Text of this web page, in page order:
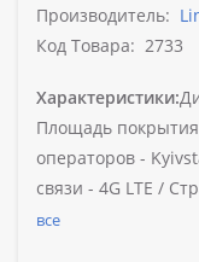
Производитель:
Код Товара: 2733
Характеристики:
Площадь
операторов -
связи - 4G LTE /
все